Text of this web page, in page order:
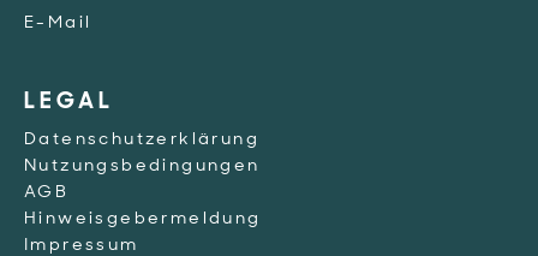
LEGAL
Datenschutzerklärung
Nutzungsbedingungen
AGB
Hinweisgebermeldung
Impressum
E-Mail